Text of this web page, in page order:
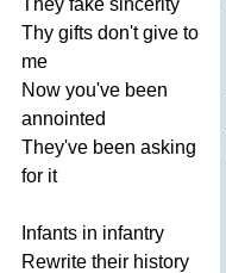
Thy gifts don't give to
me
Now you've been
annointed
They've been asking
for it
Infants in infantry
Rewrite their history